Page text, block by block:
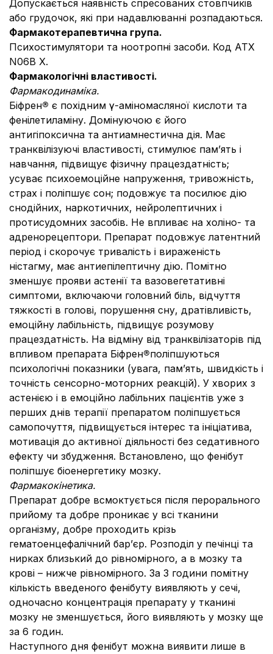
Допускається наявність спресованих стовпчиків
або грудочок, які при надавлюванні розпадаються.
Фармакотерапевтична група.
Психостимулятори та ноотропні засоби. Код АТХ
N06B X.
Фармакологічні властивості.
Фармакодинаміка.
Біфрен® є похідним γ-аміномасляної кислоти та
фенілетиламіну. Домінуючою є його
антигіпоксична та антиамнестична дія. Має
транквілізуючі властивості, стимулює пам’ять і
навчання, підвищує фізичну працездатність;
усуває психоемоційне напруження, тривожність,
страх і поліпшує сон; подовжує та посилює дію
снодійних, наркотичних, нейролептичних і
протисудомних засобів. Не впливає на холіно- та
адренорецептори. Препарат подовжує латентний
період і скорочує тривалість і вираженість
ністагму, має антиепілептичну дію. Помітно
зменшує прояви астенії та вазовегетативні
симптоми, включаючи головний біль, відчуття
тяжкості в голові, порушення сну, дратівливість,
емоційну лабільність, підвищує розумову
працездатність. На відміну від транквілізаторів під
впливом препарата Біфрен®поліпшуються
психологічні показники (увага, пам’ять, швидкість і
точність сенсорно-моторних реакцій). У хворих з
астенією і в емоційно лабільних пацієнтів уже з
перших днів терапії препаратом поліпшується
самопочуття, підвищується інтерес та ініціатива,
мотивація до активної діяльності без седативного
ефекту чи збудження. Встановлено, що фенібут
поліпшує біоенергетику мозку.
Фармакокінетика.
Препарат добре всмоктується після перорального
прийому та добре проникає у всі тканини
організму, добре проходить крізь
гематоенцефалічний бар’єр. Розподіл у печінці та
нирках близький до рівномірного, а в мозку та
крові – нижче рівномірного. За 3 години помітну
кількість введеного фенібуту виявляють у сечі,
одночасно концентрація препарату у тканині
мозку не зменшується, його виявляють у мозку ще
за 6 годин.
Наступного дня фенібут можна виявити лише в